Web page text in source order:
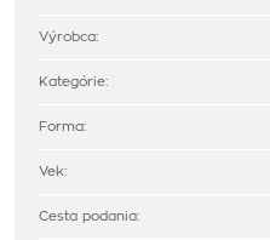
Výrobca:
Kategórie:
Forma:
Vek:
Cesta podania: